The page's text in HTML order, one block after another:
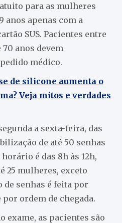
para as mulheres
anos apenas com a
SUS. Pacientes entre
70 anos devem
médico.
de silicone aumenta o
Veja mitos e verdades
a sexta-feira, das
de até 50 senhas
é das 8h às 12h,
25 mulheres, exceto
senhas é feita por
ordem de chegada.
exame, as pacientes são